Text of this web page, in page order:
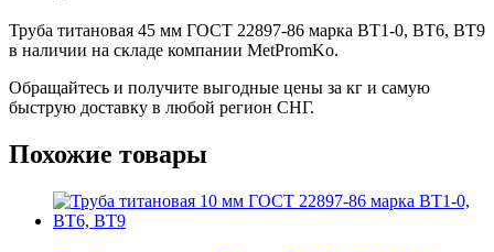
Труба титановая 45 мм ГОСТ 22897-86 марка ВТ1-0, ВТ6, ВТ9
в наличии на складе компании MetPromKo.
Обращайтесь и получите выгодные цены за кг и самую
быструю доставку в любой регион СНГ.
Похожие товары